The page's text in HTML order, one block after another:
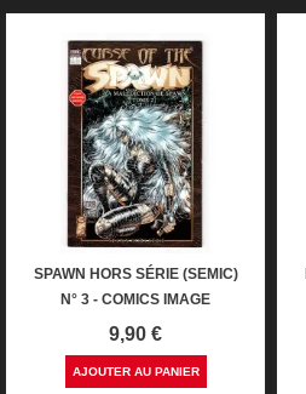
SPAWN HORS SÉRIE (SEMIC)
N° 3 - COMICS IMAGE
Prix
9,90 €
AJOUTER AU PANIER